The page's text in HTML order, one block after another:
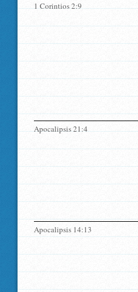
1 Corintios 2:9
Apocalipsis 21:4
Apocalipsis 14:13